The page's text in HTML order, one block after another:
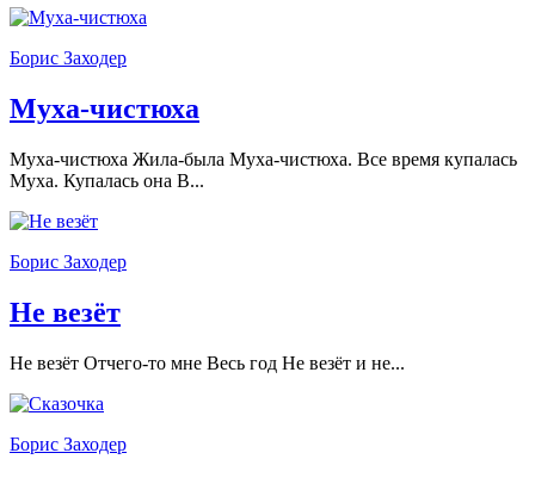
Борис Заходер
Муха-чистюха
Муха-чистюха Жила-была Муха-чистюха. Все время купалась
Муха. Купалась она В...
Борис Заходер
Не везёт
Не везёт Отчего-то мне Весь год Не везёт и не...
Борис Заходер